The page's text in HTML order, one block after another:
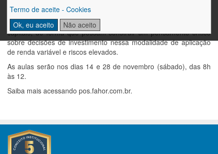
Termo de aceite - Cookies
Ok, eu aceito
Não aceito
em Introdução ao Mercado de Capitais, que capacitará os
inscritos a compreender o funcionamento do mercado de
capitais, de forma que possam construir um pensamento crítico
sobre decisões de investimento nessa modalidade de aplicação
de renda variável e riscos elevados.
As aulas serão nos dias 14 e 28 de novembro (sábado), das 8h
às 12.
Saiba mais acessando pos.fahor.com.br.